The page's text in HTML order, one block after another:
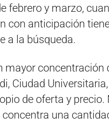
febrero y marzo,
con anticipación
a la búsqueda.
mayor concentración
Ciudad
de oferta y
concentra una